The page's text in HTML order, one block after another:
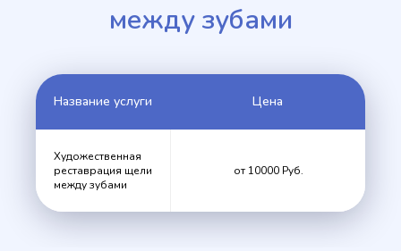
между зубами
Название услуги Цена
Художественная
реставрация щели
между зубами
от 10000 Руб.